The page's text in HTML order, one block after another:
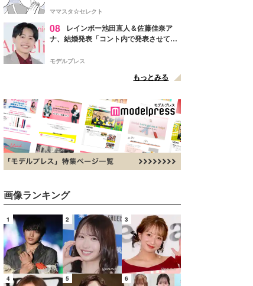
ママスタ☆セレクト
08
レインボー池田直人＆佐藤佳奈ア
ナ、結婚発表「コント内で発表させてい
点変更のため
モデルプレス
もっとみる
画像ランキング
1 2 3
4 5 6